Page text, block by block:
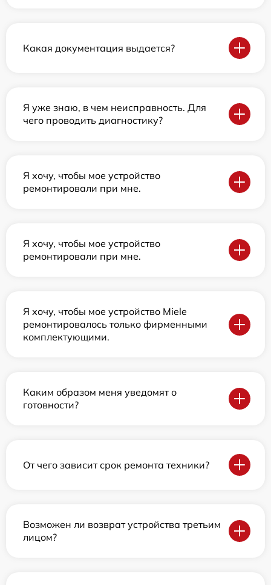
Какая документация выдается?
Я уже знаю, в чем неисправность. Для
чего проводить диагностику?
Я хочу, чтобы мое устройство
ремонтировали при мне.
Я хочу, чтобы мое устройство
ремонтировали при мне.
Я хочу, чтобы мое устройство Miele
ремонтировалось только фирменными
комплектующими.
Каким образом меня уведомят о
готовности?
От чего зависит срок ремонта техники?
Возможен ли возврат устройства третьим
лицом?